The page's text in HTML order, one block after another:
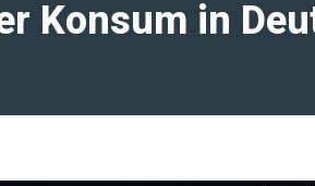
Konsum in